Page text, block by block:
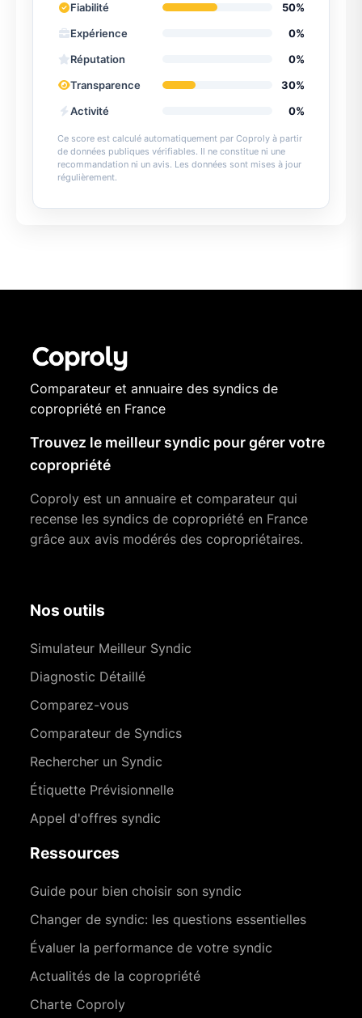
Fiabilité
50%
Expérience
0%
Réputation
0%
Transparence
30%
Activité
0%
Ce score est calculé automatiquement par Coproly à partir
de données publiques vérifiables. Il ne constitue ni une
recommandation ni un avis. Les données sont mises à jour
régulièrement.
Comparateur et annuaire des syndics de
copropriété en France
Trouvez le meilleur syndic pour gérer votre
copropriété
Coproly est un annuaire et comparateur qui
recense les syndics de copropriété en France
grâce aux avis modérés des copropriétaires.
Nos outils
Simulateur Meilleur Syndic
Diagnostic Détaillé
Comparez-vous
Comparateur de Syndics
Rechercher un Syndic
Étiquette Prévisionnelle
Appel d'offres syndic
Ressources
Guide pour bien choisir son syndic
Changer de syndic: les questions essentielles
Évaluer la performance de votre syndic
Actualités de la copropriété
Charte Coproly